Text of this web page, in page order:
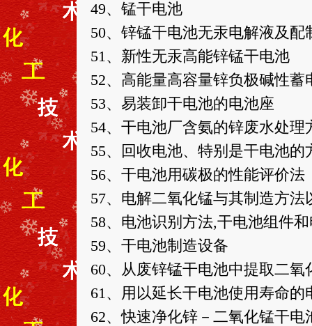
49、锰干电池
50、锌锰干电池无汞电解液及配
51、新性无汞高能锌锰干电池
52、高能量高容量锌负极碱性蓄
53、易装卸干电池的电池座
54、干电池厂含氨的锌废水处理
55、回收电池、特别是干电池的
56、干电池用碳极的性能评价法
57、电解二氧化锰与其制造方法
58、电池识别方法,干电池组件
59、干电池制造设备
60、从废锌锰干电池中提取二氧
61、用以延长干电池使用寿命
62、快速净化锌－二氧化锰干电